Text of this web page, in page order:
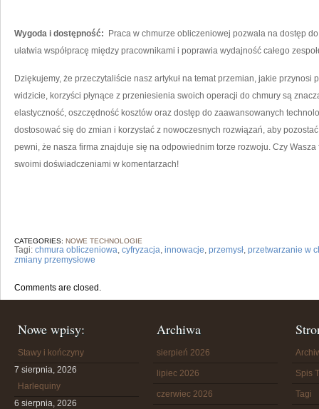
Wygoda ⁣i dostępność:
Praca ‍w chmurze ⁢obliczeniowej‌ pozwala na dostęp
ułatwia współpracę między pracownikami i poprawia wydajność‌ całego
Dziękujemy, że przeczytaliście nasz⁣ artykuł na temat przemian,‌ jakie ‌przynosi
‌widzicie, korzyści płynące z przeniesienia swoich operacji⁣ do​ chmury⁤ są
elastyczność, oszczędność kosztów ⁣oraz dostęp do ‍zaawansowanych
dostosować ⁤się⁤ do ‌zmian i korzystać z nowoczesnych rozwiązań, aby
pewni, że nasza ⁢firma​ znajduje się na odpowiednim ⁣torze rozwoju. Czy
swoimi doświadczeniami w​ komentarzach!
CATEGORIES: NOWE TECHNOLOGIE
Tagi: chmura obliczeniowa, cyfryzacja, innowacje, przemysł, przetwarzanie w
zmiany przemysłowe
Comments are closed.
Nowe wpisy:
Stawy i kończyny
7 sierpnia, 2026
Harlequiny
6 sierpnia, 2026
Archiwa
sierpień 2026
lipiec 2026
czerwiec 2026
Spis
Tagi